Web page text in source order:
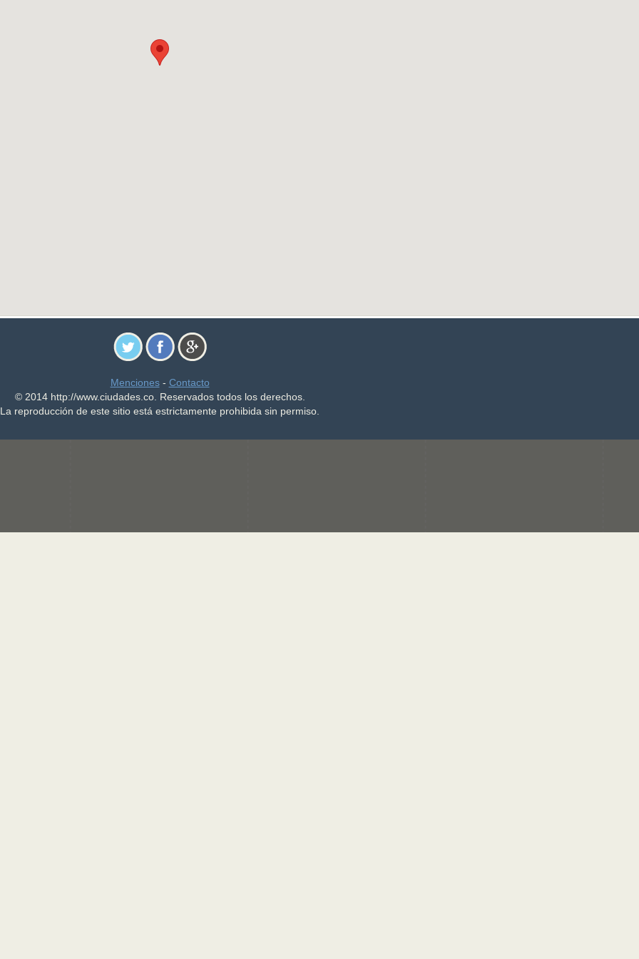
Menciones- Contacto
© 2014 http://www.ciudades.co. Reservados todos los derechos.
La reproducción de este sitio está estrictamente prohibida sin permiso.